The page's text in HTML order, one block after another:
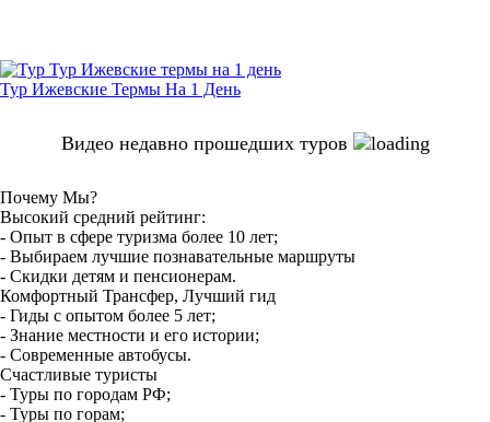
Тур Ижевские Термы На 1 День
Видео недавно прошедших туров
Почему Мы?
Высокий средний рейтинг:
- Опыт в сфере туризма более 10 лет;
- Выбираем лучшие познавательные маршруты
- Скидки детям и пенсионерам.
Комфортный Трансфер, Лучший гид
- Гиды с опытом более 5 лет;
- Знание местности и его истории;
- Современные автобусы.
Счастливые туристы
- Туры по городам РФ;
- Туры по горам;